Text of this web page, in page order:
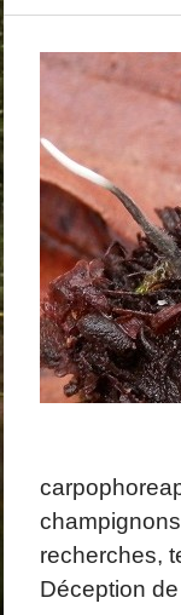
recherches,
Déception